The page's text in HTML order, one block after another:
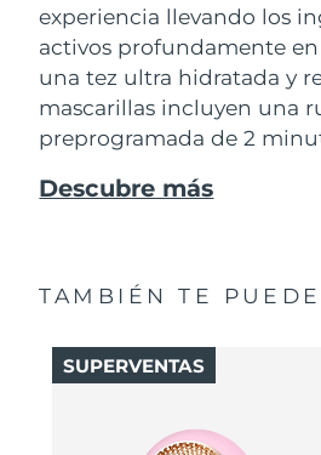
experiencia llevando los
activos profundamente
una tez ultra hidratada y
mascarillas incluyen una
preprogramada de 2
Descubre más
TAMBIÉN TE
SUPERVENTAS